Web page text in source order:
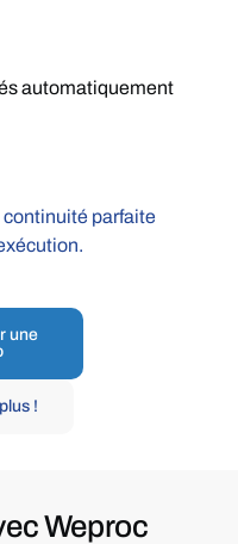
automatiquement
parfaite
une
!
Weproc